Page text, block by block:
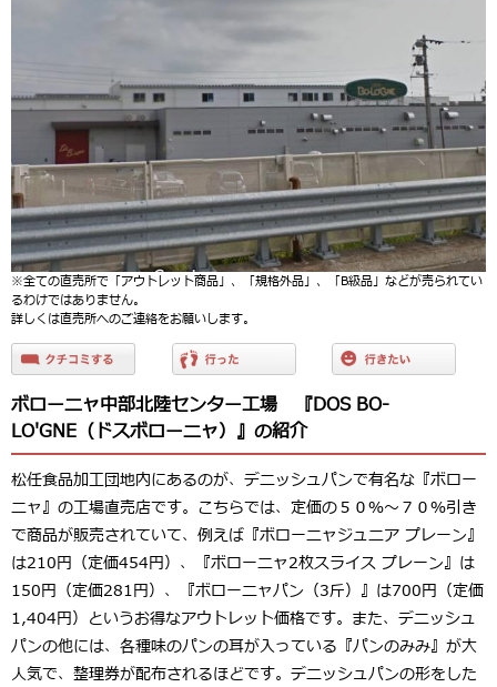
※全ての直売所で「アウトレット商品」、「規格外品」、「B級品」などが売られてい
るわけではありません。
詳しくは直売所へのご連絡をお願いします。
ボローニャ中部北陸センター工場 『DOS BO-
LO'GNE（ドスボローニャ）』の紹介
松任食品加工団地内にあるのが、デニッシュパンで有名な『ボロー
ニャ』の工場直売店です。こちらでは、定価の５０％～７０％引き
で商品が販売されていて、例えば『ボローニャジュニア プレーン』
は210円（定価454円）、『ボローニャ2枚スライス プレーン』は
150円（定価281円）、『ボローニャパン（3斤）』は700円（定価
1,404円）というお得なアウトレット価格です。また、デニッシュ
パンの他には、各種味のパンの耳が入っている『パンのみみ』が大
人気で、整理券が配布されるほどです。デニッシュパンの形をした